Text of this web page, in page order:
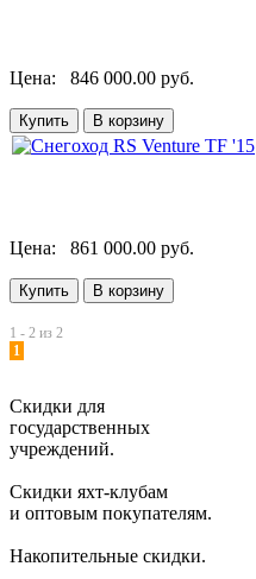
Цена: 846 000.00 руб.
Цена: 861 000.00 руб.
1 - 2 из 2
1
Скидки для
государственных
учреждений.
Скидки яхт-клубам
и оптовым покупателям.
Накопительные скидки.